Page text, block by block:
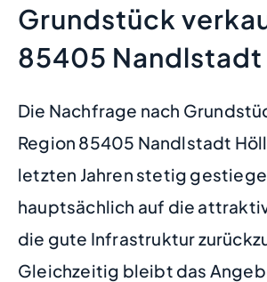
Grundstück
85405 Nandlstadt
Die Nachfrage nach
Region 85405 Nandlstadt
letzten Jahren stetig
hauptsächlich auf die
die gute Infrastruktur
Gleichzeitig bleibt das